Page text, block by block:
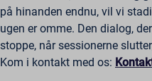
på hinanden endnu, vil vi
ugen er omme. Den dialog,
stoppe, når sessionerne
Kom i kontakt med os: